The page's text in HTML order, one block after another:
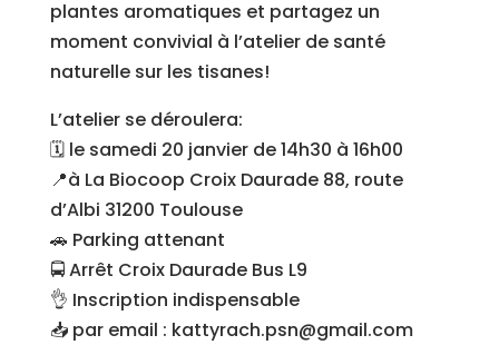
plantes aromatiques et partagez un
moment convivial à l’atelier de santé
naturelle sur les tisanes!
L’atelier se déroulera:
🗓 le samedi 20 janvier de 14h30 à 16h00
📍à La Biocoop Croix Daurade 88, route
d’Albi 31200 Toulouse
🚗 Parking attenant
🚍 Arrêt Croix Daurade Bus L9
👌 Inscription indispensable
📥 par email : kattyrach.psn@gmail.com